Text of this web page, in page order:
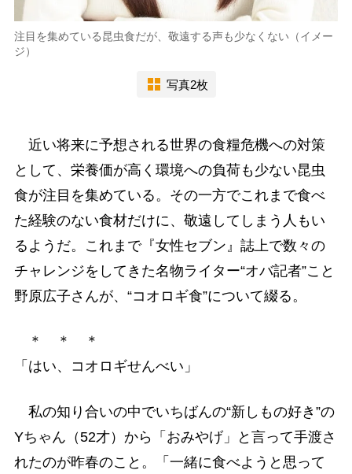
注目を集めている昆虫食だが、敬遠する声も少なくない（イメー
ジ）
写真2枚
近い将来に予想される世界の食糧危機への対策
として、栄養価が高く環境への負荷も少ない昆虫
食が注目を集めている。その一方でこれまで食べ
た経験のない食材だけに、敬遠してしまう人もい
るようだ。これまで『女性セブン』誌上で数々の
チャレンジをしてきた名物ライター“オバ記者”こと
野原広子さんが、“コオロギ食”について綴る。
＊ ＊ ＊
「はい、コオロギせんべい」
私の知り合いの中でいちばんの“新しもの好き”の
Yちゃん（52才）から「おみやげ」と言って手渡さ
れたのが昨春のこと。「一緒に食べようと思って